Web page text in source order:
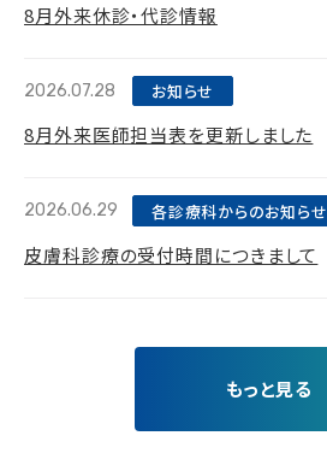
8月外来休診・代診情報
2026.07.28 お知らせ
8月外来医師担当表を更新しました
2026.06.29 各診療科からのお知らせ
皮膚科診療の受付時間につきまして
もっと見る